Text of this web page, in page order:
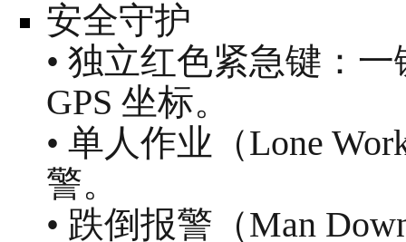
安全守护
• 独立红色紧急键：
GPS 坐标。
• 单人作业（Lone
警。
• 跌倒报警（Man